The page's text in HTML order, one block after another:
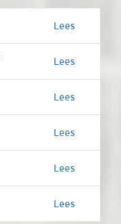
Lees
Lees
Lees
Lees
Lees
Lees